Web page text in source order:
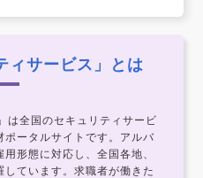
ィサービス」とは
は全国のセキュリティサービ
ポータルサイトです。アルバ
形態に対応し、全国各地、
ています。求職者が働きた